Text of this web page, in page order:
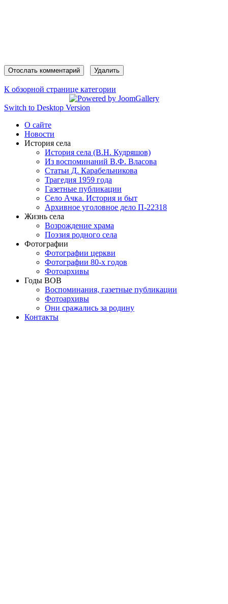
К обзорной странице категории
Switch to Desktop Version
О сайте
Новости
История села
История села (В.Н. Кудряшов)
Из воспоминаний В.Ф. Власова
Статьи Д. Карабельникова
Трагедия 1959 года
Газетные публикации
Село Ачка. История и быт
Архивное уголовное дело П-22318
Жизнь села
Возрождение храма
Поэзия родного села
Фотографии
Фотографии церкви
Фотографии 80-х годов
Фотоархивы
Годы ВОВ
Воспоминания, газетные публикации
Фотоархивы
Они сражались за родину
Контакты